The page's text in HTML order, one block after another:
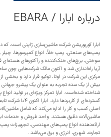
درباره ابارا / EBARA
ابارا کورپوریشن شرکت ماشین‌سازی ژاپنی است،
پمپ‌های صنعتی، پمپ خلأ، انواع کمپرسورها، چیلر
آریا راه‌اندازی شد و اکنون مالک شرکت‌هایی چون
مرکزی این شرکت در اوتا، توکیو قرار دارد و بخشی
بیش از یک سده تجربه به عنوان یک پیشرو
شناخته شده‌است. ابارا تمرکز ویژه‌ای بر تولید
اصلی کسب و کار را اداره می‌کند که شامل
ماشین‌آلات دقیق هستند. واحد فروش و خدمات ابارا
ارائه‌دهنده انواع پمپ‌های مهندسی، تجهیزات
تجارت، شهری، انرژی و برق می‌باشد .